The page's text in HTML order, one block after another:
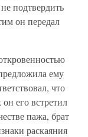
подтвердить
он передал
ему
что
его встретил
пажа, брат
раскаяния